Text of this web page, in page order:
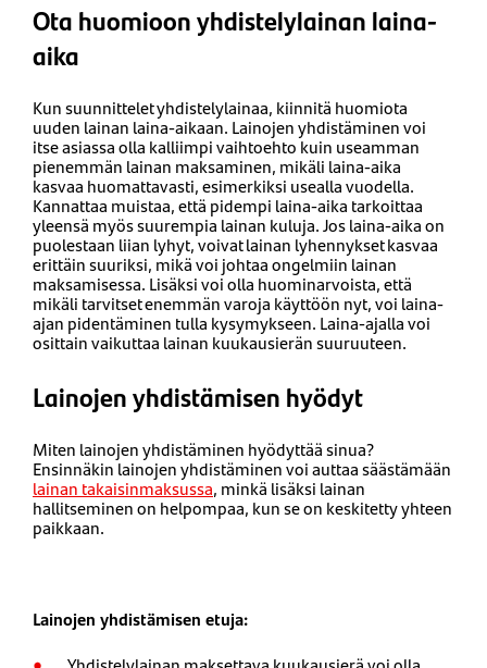
Ota huomioon yhdistelylainan laina-
aika
Kun suunnittelet yhdistelylainaa, kiinnitä huomiota
uuden lainan laina-aikaan. Lainojen yhdistäminen voi
itse asiassa olla kalliimpi vaihtoehto kuin useamman
pienemmän lainan maksaminen, mikäli laina-aika
kasvaa huomattavasti, esimerkiksi usealla vuodella.
Kannattaa muistaa, että pidempi laina-aika tarkoittaa
yleensä myös suurempia lainan kuluja. Jos laina-aika on
puolestaan liian lyhyt, voivat lainan lyhennykset kasvaa
erittäin suuriksi, mikä voi johtaa ongelmiin lainan
maksamisessa. Lisäksi voi olla huominarvoista, että
mikäli tarvitset enemmän varoja käyttöön nyt, voi laina-
ajan pidentäminen tulla kysymykseen. Laina-ajalla voi
osittain vaikuttaa lainan kuukausierän suuruuteen.
Lainojen yhdistämisen hyödyt
Miten lainojen yhdistäminen hyödyttää sinua?
Ensinnäkin lainojen yhdistäminen voi auttaa säästämään
lainan takaisinmaksussa, minkä lisäksi lainan
hallitseminen on helpompaa, kun se on keskitetty yhteen
paikkaan.
Lainojen yhdistämisen etuja: